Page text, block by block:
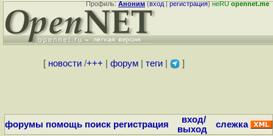
Профиль:Аноним(вход|регистрация)неRUopennet.me
[ новости/+++ форум| теги| ]
форумы помощь поиск регистрация
вход/
выход
слежка